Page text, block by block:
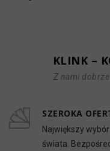
KLINK –
Z nami
SZEROKA
Największy
świata.